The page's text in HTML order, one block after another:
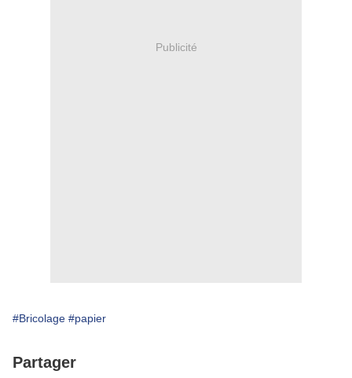
Publicité
#Bricolage #papier
Partager